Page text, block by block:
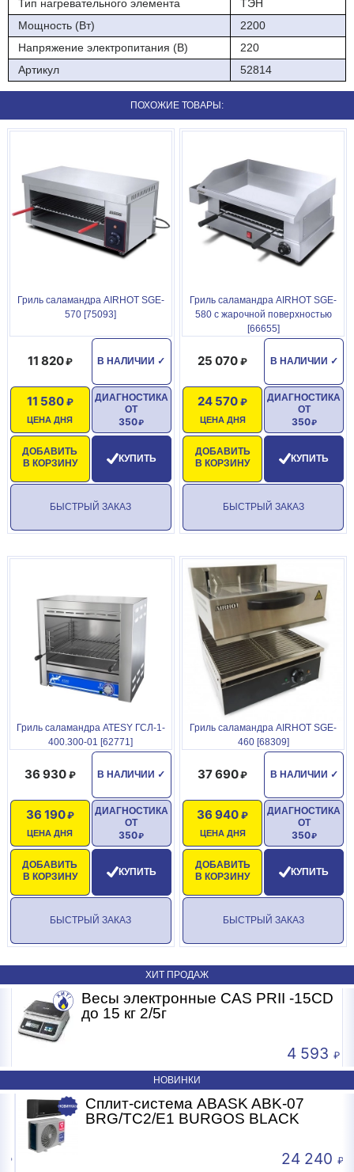
Тип нагревательного элемента
ТЭН
Мощность (Вт)
2200
Напряжение электропитания (В)
220
Артикул
52814
ПОХОЖИЕ ТОВАРЫ:
Гриль саламандра AIRHOT SGE-
570 [75093]
В НАЛИЧИИ ✓
11 820
ЦЕНА ДНЯ
11 580
ДОБАВИТЬ
В КОРЗИНУ
ДИАГНОСТИКА
ОТ
350
КУПИТЬ
БЫСТРЫЙ ЗАКАЗ
Гриль саламандра AIRHOT SGE-
580 с жарочной поверхностью
[66655]
В НАЛИЧИИ ✓
25 070
ЦЕНА ДНЯ
24 570
ДОБАВИТЬ
В КОРЗИНУ
ДИАГНОСТИКА
ОТ
350
КУПИТЬ
БЫСТРЫЙ ЗАКАЗ
Гриль саламандра ATESY ГСЛ-1-
400.300-01 [62771]
В НАЛИЧИИ ✓
36 930
ЦЕНА ДНЯ
36 190
ДОБАВИТЬ
В КОРЗИНУ
ДИАГНОСТИКА
ОТ
350
КУПИТЬ
БЫСТРЫЙ ЗАКАЗ
Гриль саламандра AIRHOT SGE-
460 [68309]
В НАЛИЧИИ ✓
37 690
ЦЕНА ДНЯ
36 940
ДОБАВИТЬ
В КОРЗИНУ
ДИАГНОСТИКА
ОТ
350
КУПИТЬ
БЫСТРЫЙ ЗАКАЗ
ХИТ ПРОДАЖ
Весы электронные CAS PRII -15CD
до 15 кг 2/5г
4 593
НОВИНКИ
Сплит-система ABASK ABK-07
BRG/TC2/E1 BURGOS BLACK
24 240